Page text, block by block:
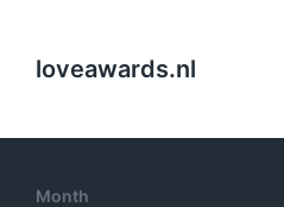
loveawards.nl
Month